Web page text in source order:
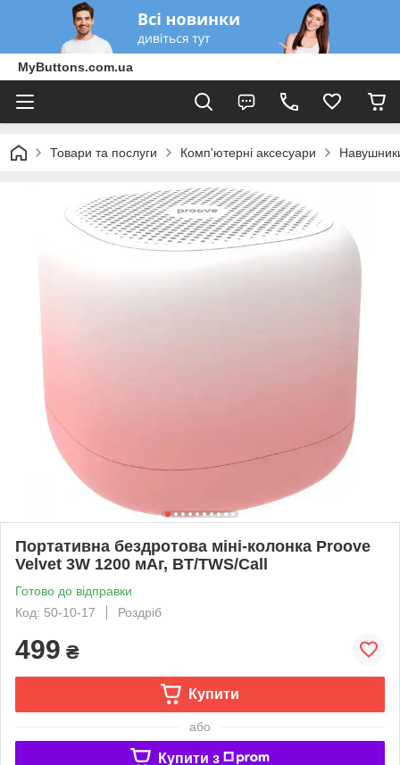
MyButtons.com.ua
Товари та послуги Комп'ютерні аксесуари
Портативна бездротова міні-колонка Proove
Velvet 3W 1200 мАг, BT/TWS/Call
Готово до відправки
Код: 50-10-17
Роздріб
499 ₴
Купити
або
Купити з